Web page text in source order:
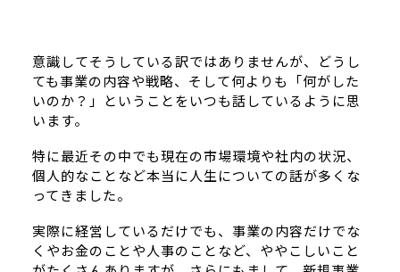
意識してそうしている訳ではありませんが、どうし
ても事業の内容や戦略、そして何よりも「何がした
いのか？」ということをいつも話しているように思
います。
特に最近その中でも現在の市場環境や社内の状況、
個人的なことなど本当に人生についての話が多くな
ってきました。
実際に経営しているだけでも、事業の内容だけでな
くやお金のことや人事のことなど、ややこしいこと